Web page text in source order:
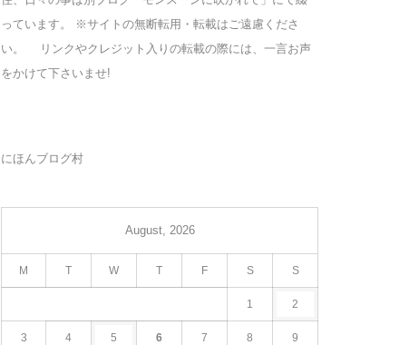
っています。 ※サイトの無断転用・転載はご遠慮くださ
い。 リンクやクレジット入りの転載の際には、一言お声
をかけて下さいませ!
にほんブログ村
August, 2026
M T W T F S S
1 2
3 4 5 6 7 8 9